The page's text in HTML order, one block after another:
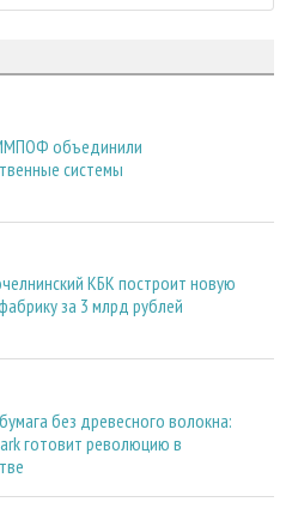
объединили
системы
КБК построит новую
за 3 млрд рублей
без древесного волокна:
готовит революцию в